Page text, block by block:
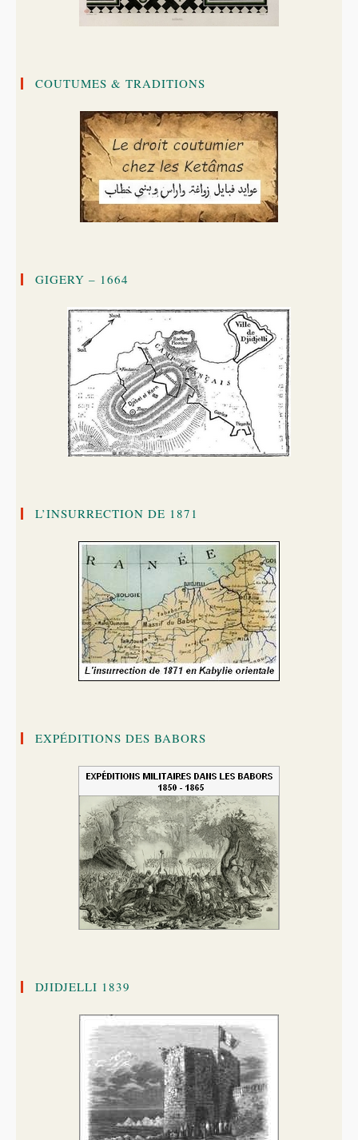
COUTUMES & TRADITIONS
GIGERY – 1664
L’INSURRECTION DE 1871
EXPÉDITIONS DES BABORS
DJIDJELLI 1839